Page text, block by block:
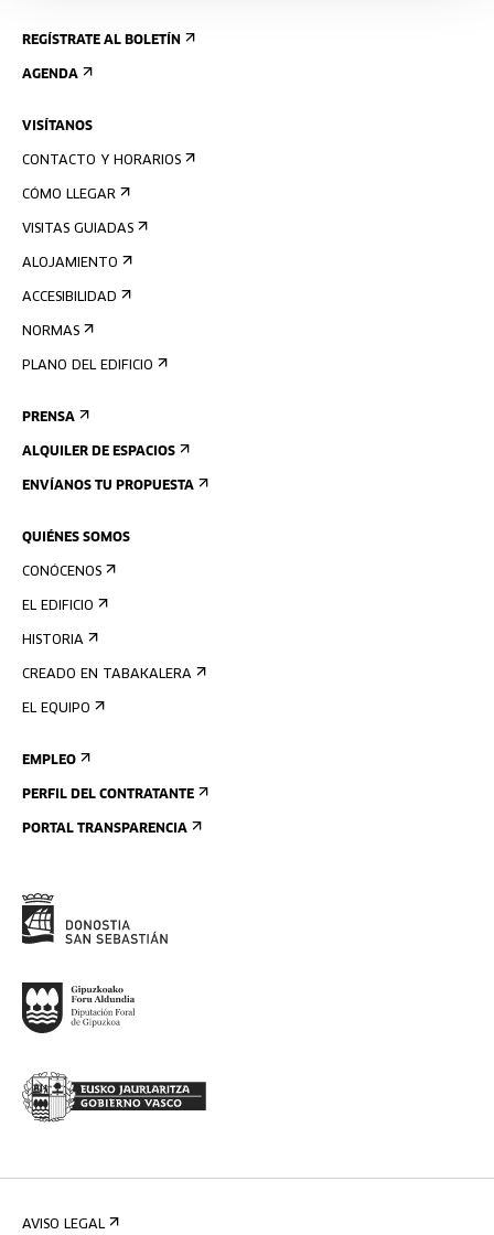
REGÍSTRATE AL BOLETÍN
AGENDA
VISÍTANOS
CONTACTO Y HORARIOS
CÓMO LLEGAR
VISITAS GUIADAS
ALOJAMIENTO
ACCESIBILIDAD
NORMAS
PLANO DEL EDIFICIO
PRENSA
ALQUILER DE ESPACIOS
ENVÍANOS TU PROPUESTA
QUIÉNES SOMOS
CONÓCENOS
EL EDIFICIO
HISTORIA
CREADO EN TABAKALERA
EL EQUIPO
EMPLEO
PERFIL DEL CONTRATANTE
PORTAL TRANSPARENCIA
AVISO LEGAL